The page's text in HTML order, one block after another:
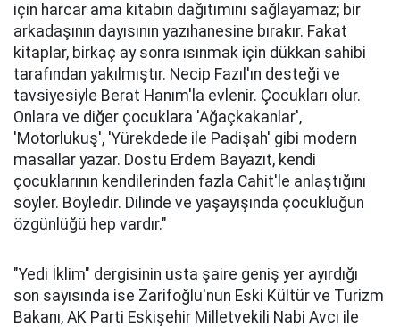
için harcar ama kitabın dağıtımını sağlayamaz; bir
arkadaşının dayısının yazıhanesine bırakır. Fakat
kitaplar, birkaç ay sonra ısınmak için dükkan sahibi
tarafından yakılmıştır. Necip Fazıl'ın desteği ve
tavsiyesiyle Berat Hanım'la evlenir. Çocukları olur.
Onlara ve diğer çocuklara 'Ağaçkakanlar',
'Motorlukuş', 'Yürekdede ile Padişah' gibi modern
masallar yazar. Dostu Erdem Bayazıt, kendi
çocuklarının kendilerinden fazla Cahit'le anlaştığını
söyler. Böyledir. Dilinde ve yaşayışında çocukluğun
özgünlüğü hep vardır."
"Yedi İklim" dergisinin usta şaire geniş yer ayırdığı
son sayısında ise Zarifoğlu'nun Eski Kültür ve Turizm
Bakanı, AK Parti Eskişehir Milletvekili Nabi Avcı ile